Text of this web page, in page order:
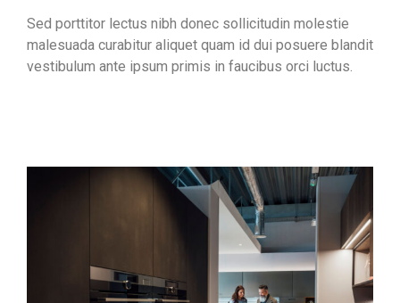
Sed porttitor lectus nibh donec sollicitudin molestie
malesuada curabitur aliquet quam id dui posuere blandit
vestibulum ante ipsum primis in faucibus orci luctus.